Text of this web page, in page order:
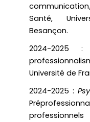
Santé,
Besançon.
2024-2025
Université de
2024-2025 :